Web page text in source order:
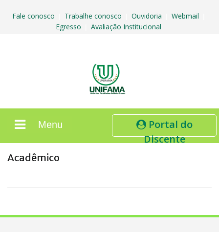
Fale conosco Trabalhe conosco Ouvidoria Webmail
Egresso Avaliação Institucional
Portal do
Discente
Menu
Acadêmico